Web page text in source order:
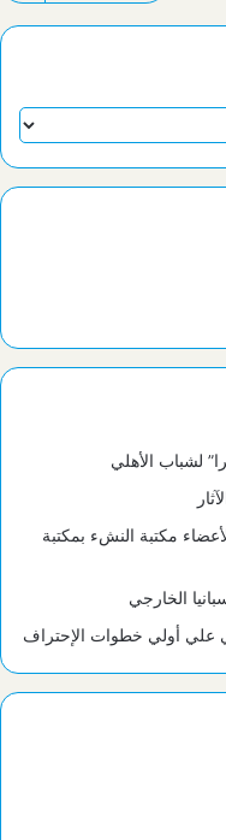
لشباب الأهلي
مكتبة النشء بمكتبة
الخارجي